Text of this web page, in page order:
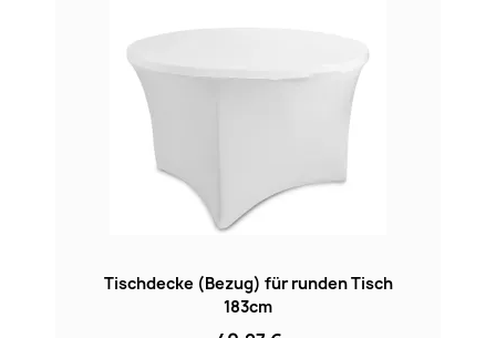
Tischdecke (Bezug) für runden Tisch
183cm